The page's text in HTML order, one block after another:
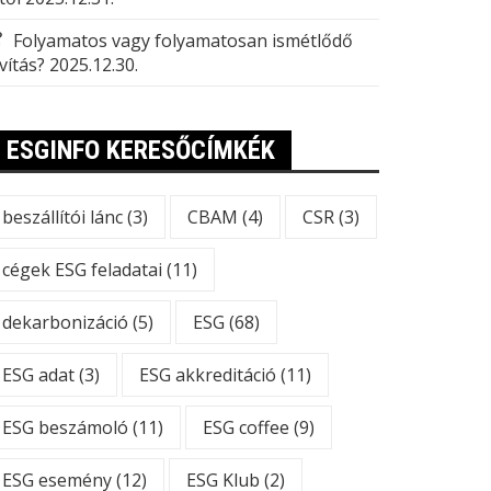
Folyamatos vagy folyamatosan ismétlődő
2025.12.30.
ESGINFO KERESŐCÍMKÉK
beszállítói lánc(3) CBAM (4) CSR(3)
cégek ESG feladatai (11)
dekarbonizáció (5) ESG (68)
ESG adat(3) ESG akkreditáció (11)
ESG beszámoló (11) ESG coffee (9)
ESG esemény(12) ESG Klub (2)